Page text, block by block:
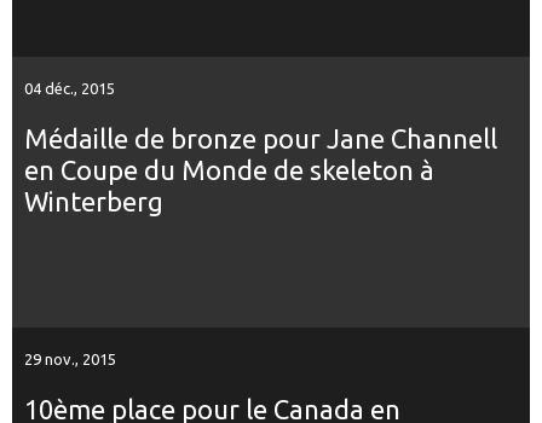
04 déc., 2015
Médaille de bronze pour Jane Channell
en Coupe du Monde de skeleton à
Winterberg
29 nov., 2015
10ème place pour le Canada en